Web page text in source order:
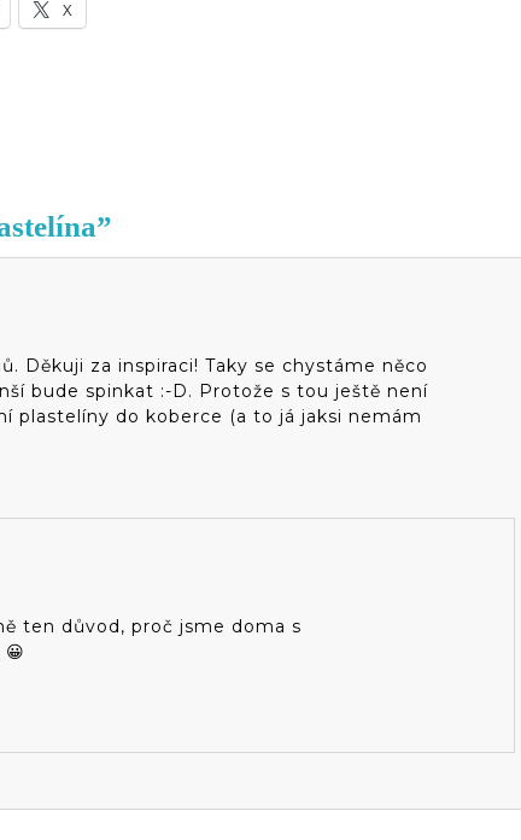
X
Děkuji za inspiraci! Taky se chystáme něco
bude spinkat :-D. Protože s tou ještě není
plastelíny do koberce (a to já jaksi nemám
ten důvod, proč jsme doma s